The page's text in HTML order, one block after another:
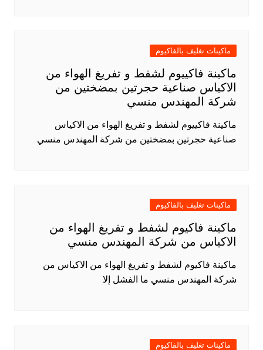
ماكينات تغليف بالفاكيوم
ماكينة فاكييوم لشفط و تفريغ الهواء من
الاكياس صناعية حجرتين بمضختين من
شركة المهندس منسي
ماكينة فاكييوم لشفط و تفريغ الهواء من الاكياس
صناعية حجرتين بمضختين من شركة المهندس منسي
ماكينات تغليف بالفاكيوم
ماكينة فاكيوم لشفط و تفريغ الهواء من
الاكياس من شركة المهندس منسي
ماكينة فاكيوم لشفط و تفريغ الهواء من الاكياس من
شركة المهندس منسي ما الفشل إلا
ماكينات تغليف بالفاكيوم